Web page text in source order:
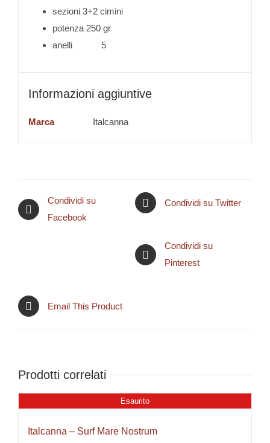
sezioni 3+2 cimini
potenza 250 gr
anelli 5
Informazioni aggiuntive
Marca Italcanna
Condividi su
Facebook
Condividi su Twitter
Condividi su
Pinterest
Email This Product
Prodotti correlati
Esaurito
Italcanna – Surf Mare Nostrum